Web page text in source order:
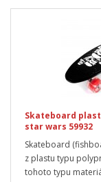
Skateboard
star wars 59932
Skateboard
z plastu typu
tohoto typu